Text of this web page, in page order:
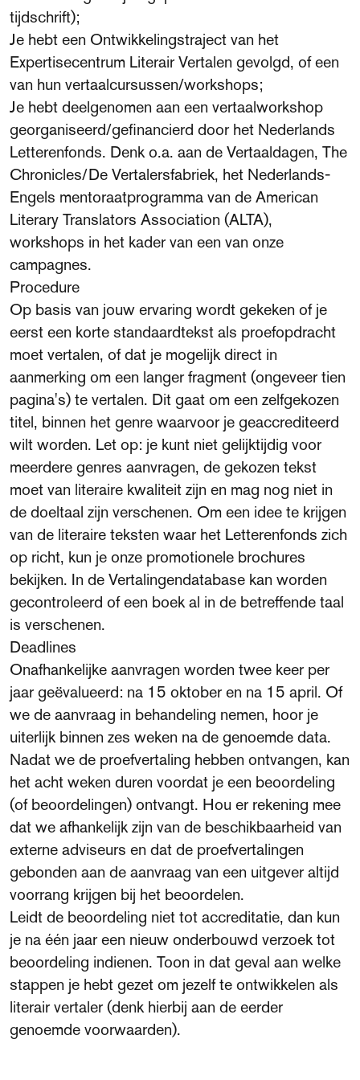
tijdschrift);
Je hebt een Ontwikkelingstraject van het
Expertisecentrum Literair Vertalen gevolgd, of een
van hun vertaalcursussen/workshops;
Je hebt deelgenomen aan een vertaalworkshop
georganiseerd/gefinancierd door het Nederlands
Letterenfonds. Denk o.a. aan de Vertaaldagen, The
Chronicles/De Vertalersfabriek, het Nederlands-
Engels mentoraatprogramma van de American
Literary Translators Association (ALTA),
workshops in het kader van een van onze
campagnes.
Procedure
Op basis van jouw ervaring wordt gekeken of je
eerst een korte standaardtekst als proefopdracht
moet vertalen, of dat je mogelijk direct in
aanmerking om een langer fragment (ongeveer tien
pagina's) te vertalen. Dit gaat om een zelfgekozen
titel, binnen het genre waarvoor je geaccrediteerd
wilt worden. Let op: je kunt niet gelijktijdig voor
meerdere genres aanvragen, de gekozen tekst
moet van literaire kwaliteit zijn en mag nog niet in
de doeltaal zijn verschenen. Om een idee te krijgen
van de literaire teksten waar het Letterenfonds zich
op richt, kun je onze promotionele brochures
bekijken. In de Vertalingendatabase kan worden
gecontroleerd of een boek al in de betreffende taal
is verschenen.
Deadlines
Onafhankelijke aanvragen worden twee keer per
jaar geëvalueerd: na 15 oktober en na 15 april. Of
we de aanvraag in behandeling nemen, hoor je
uiterlijk binnen zes weken na de genoemde data.
Nadat we de proefvertaling hebben ontvangen, kan
het acht weken duren voordat je een beoordeling
(of beoordelingen) ontvangt. Hou er rekening mee
dat we afhankelijk zijn van de beschikbaarheid van
externe adviseurs en dat de proefvertalingen
gebonden aan de aanvraag van een uitgever altijd
voorrang krijgen bij het beoordelen.
Leidt de beoordeling niet tot accreditatie, dan kun
je na één jaar een nieuw onderbouwd verzoek tot
beoordeling indienen. Toon in dat geval aan welke
stappen je hebt gezet om jezelf te ontwikkelen als
literair vertaler (denk hierbij aan de eerder
genoemde voorwaarden).